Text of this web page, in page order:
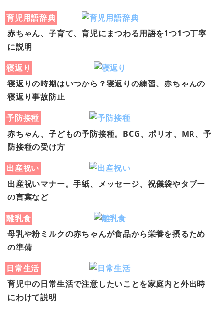
育児用語辞典
赤ちゃん、子育て、育児にまつわる用語を1つ1つ丁寧
に説明
寝返り
寝返りの時期はいつから？寝返りの練習、赤ちゃんの
寝返り事故防止
予防接種
赤ちゃん、子どもの予防接種。BCG、ポリオ、MR、予
防接種の受け方
出産祝い
出産祝いマナー。手紙、メッセージ、祝儀袋やタブー
の言葉など
離乳食
母乳や粉ミルクの赤ちゃんが食品から栄養を摂るため
の準備
日常生活
育児中の日常生活で注意したいことを家庭内と外出時
にわけて説明